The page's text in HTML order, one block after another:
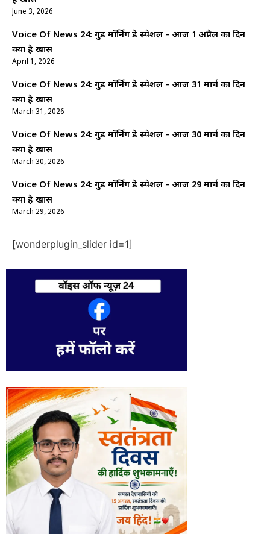
June 3, 2026
Voice Of News 24: गुड माॅर्निंग डे स्पेशल – आज 1 अप्रैल का दिन
क्यों है खास
April 1, 2026
Voice Of News 24: गुड माॅर्निंग डे स्पेशल – आज 31 मार्च का दिन
क्यों है खास
March 31, 2026
Voice Of News 24: गुड माॅर्निंग डे स्पेशल – आज 30 मार्च का दिन
क्यों है खास
March 30, 2026
Voice Of News 24: गुड माॅर्निंग डे स्पेशल – आज 29 मार्च का दिन
क्यों है खास
March 29, 2026
[wonderplugin_slider id=1]